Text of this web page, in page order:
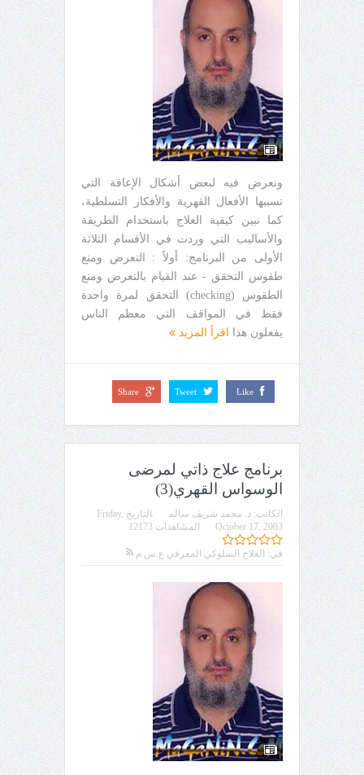
ونعرض فيه لبعض أشكال الإعاقة التي
تسببها الأفعال القهرية والأفكار التسلطية،
كما نبين كيفية العلاج باستخدام الطريقة
والأساليب التي وردت في الأقسام الثلاثة
الأولى من البرنامج: أولاً : التعرض ومنع
طقوس التحقق - عند القيام بالتعرض ومنع
الطقوس (checking) التحقق لمرة واحدة
فقط في المواقف التي معظم الناس
يفعلون هذا
اقرأ المزيد
Like
Tweet
Share
برنامج علاج ذاتي لمرضى
الوسواس القهري(3)
الكاتب: د. محمد شريف سالم التاريخ Friday,
October 17, 2003
في: العلاج السلوكي المعرفي ع.س.م
المشاهدات 12173